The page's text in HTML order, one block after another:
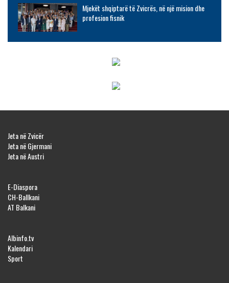
Mjekët shqiptarë të Zvicrës, në një mision dhe
profesion fisnik
Jeta në Zvicër
Jeta në Gjermani
Jeta në Austri
E-Diaspora
CH-Ballkani
AT Balkani
Albinfo.tv
Kalendari
Sport